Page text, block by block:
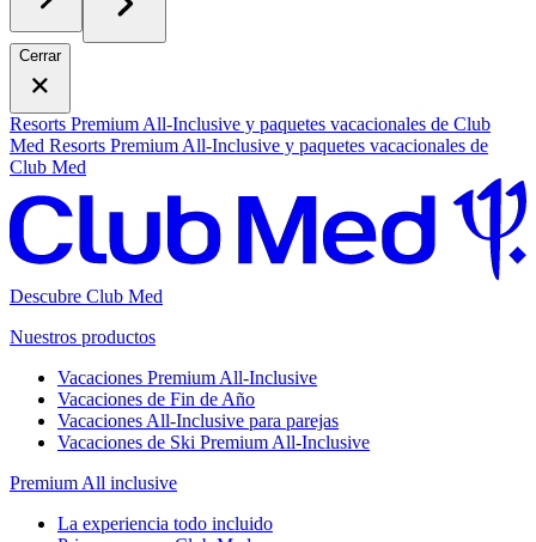
Cerrar
Resorts Premium All-Inclusive y paquetes vacacionales de Club
Med Resorts Premium All-Inclusive y paquetes vacacionales de
Club Med
Descubre Club Med
Nuestros productos
Vacaciones Premium All-Inclusive
Vacaciones de Fin de Año
Vacaciones All-Inclusive para parejas
Vacaciones de Ski Premium All-Inclusive
Premium All inclusive
La experiencia todo incluido